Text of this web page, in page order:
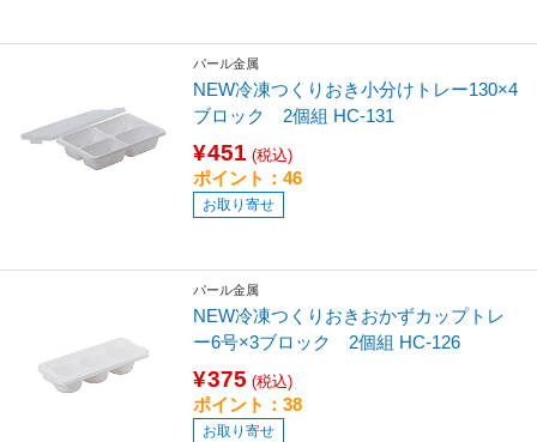
パール金属
NEW冷凍つくりおき小分けトレー130×4
ブロック 2個組 HC-131
¥451 (税込)
ポイント：46
お取り寄せ
パール金属
NEW冷凍つくりおきおかずカップトレ
ー6号×3ブロック 2個組 HC-126
¥375 (税込)
ポイント：38
お取り寄せ